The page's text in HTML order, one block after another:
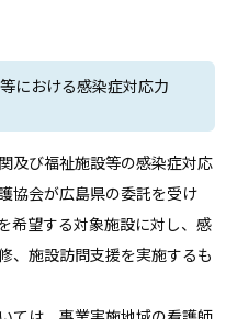
における感染症対応力
及び福祉施設等の感染症対応
協会が広島県の委託を受け
希望する対象施設に対し、感
、施設訪問支援を実施するも